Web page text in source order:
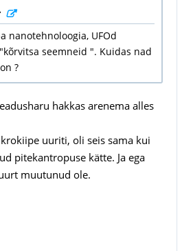
nanotehnoloogia, UFOd
seemneid ". Kuidas nad
?
hakkas arenema alles
uuriti, oli seis sama kui
pitekantropuse kätte. Ja ega
muutunud ole.